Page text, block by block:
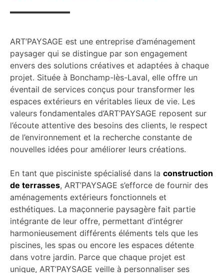
ART’PAYSAGE est une entreprise d’aménagement
paysager qui se distingue par son engagement
envers des solutions créatives et adaptées à chaque
projet. Située à Bonchamp-lès-Laval, elle offre un
éventail de services conçus pour transformer les
espaces extérieurs en véritables lieux de vie. Les
valeurs fondamentales d’ART’PAYSAGE reposent sur
l’écoute attentive des besoins des clients, le respect
de l’environnement et la recherche constante de
nouvelles idées pour améliorer leurs créations.
En tant que pisciniste spécialisé dans la construction
de terrasses, ART’PAYSAGE s’efforce de fournir des
aménagements extérieurs fonctionnels et
esthétiques. La maçonnerie paysagère fait partie
intégrante de leur offre, permettant d’intégrer
harmonieusement différents éléments tels que les
piscines, les spas ou encore les espaces détente
dans votre jardin. Parce que chaque projet est
unique, ART’PAYSAGE veille à personnaliser ses